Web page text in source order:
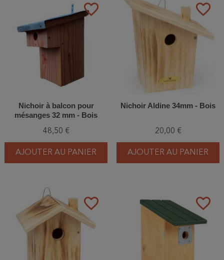
favorite_border
Nichoir à balcon pour
mésanges 32 mm - Bois
48,50 €
AJOUTER AU PANIER
favorite_border
Nichoir Aldine 34mm - Bois
20,00 €
AJOUTER AU PANIER
favorite_border favorite_border